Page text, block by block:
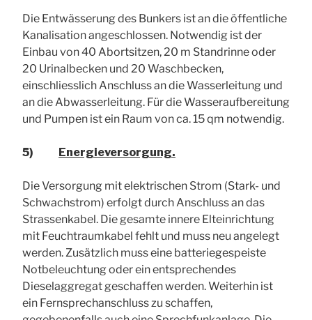
Die Entwässerung des Bunkers ist an die öffentliche
Kanalisation angeschlossen. Notwendig ist der
Einbau von 40 Abortsitzen, 20 m Standrinne oder
20 Urinalbecken und 20 Waschbecken,
einschliesslich Anschluss an die Wasserleitung und
an die Abwasserleitung. Für die Wasseraufbereitung
und Pumpen ist ein Raum von ca. 15 qm notwendig.
5) Energieversorgung.
Die Versorgung mit elektrischen Strom (Stark- und
Schwachstrom) erfolgt durch Anschluss an das
Strassenkabel. Die gesamte innere Elteinrichtung
mit Feuchtraumkabel fehlt und muss neu angelegt
werden. Zusätzlich muss eine batteriegespeiste
Notbeleuchtung oder ein entsprechendes
Dieselaggregat geschaffen werden. Weiterhin ist
ein Fernsprechanschluss zu schaffen,